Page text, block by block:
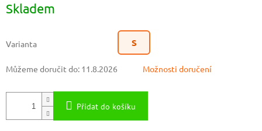
cena:
Skladem
Varianta S
Můžeme doručit do: 11.8.2026 Možnosti doručení
Přidat do košíku